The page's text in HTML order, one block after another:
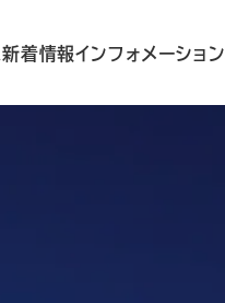
新着情報インフォメーション